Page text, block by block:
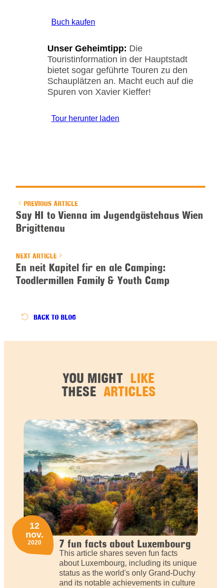
Buch kaufen
Unser Geheimtipp: Die
Touristinformation in der Hauptstadt
bietet sogar geführte Touren zu den
Schauplätzen an. Macht euch auf die
Spuren von Xavier Kieffer!
Tour herunter laden
PREVIOUS ARTICLE
Say HI to Vienna im Jugendgästehaus Wien
Brigittenau
NEXT ARTICLE
En neit Kapitel fir en ale Camping:
Toodlermillen Family & Youth Camp
BACK TO BLOG
YOU MIGHT LIKE
THESE ARTICLES
7 fun facts about Luxembourg
This article shares seven fun facts
about Luxembourg, including its unique
status as the world's only Grand-Duchy
and its notable achievements in culture
12
nov.
2020